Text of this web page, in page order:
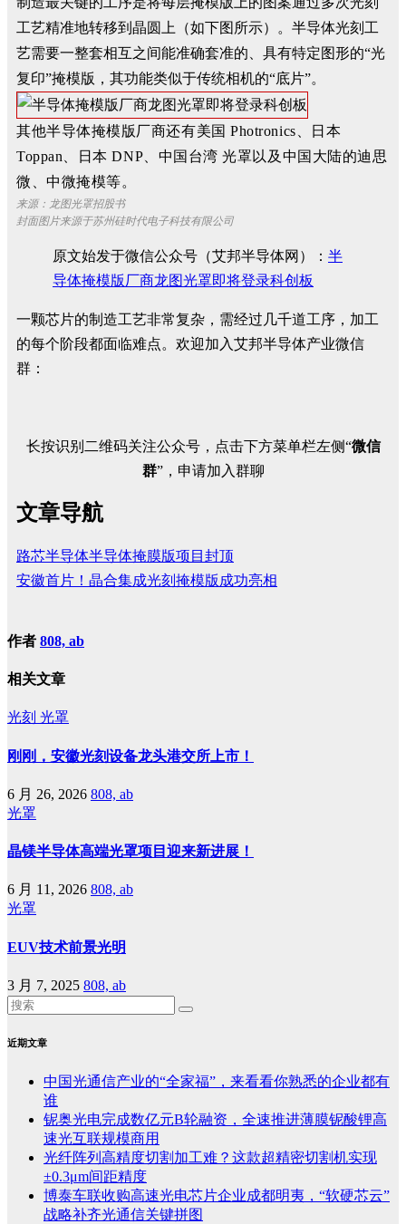
工艺精准地转移到晶圆上（如下图所示）。半导体光刻工
艺需要一整套相互之间能准确套准的、具有特定图形的“光
复印”掩模版，其功能类似于传统相机的“底片”。
其他半导体掩模版厂商还有美国 Photronics、日本
Toppan、日本 DNP、中国台湾 光罩以及中国大陆的迪思
微、中微掩模等。
来源：龙图光罩招股书
封面图片来源于苏州硅时代电子科技有限公司
原文始发于微信公众号（艾邦半导体网）： 半
导体掩模版厂商龙图光罩即将登录科创板
一颗芯片的制造工艺非常复杂，需经过几千道工序，加工
的每个阶段都面临难点。欢迎加入艾邦半导体产业微信
群：
长按识别二维码关注公众号，点击下方菜单栏左侧“微信
群”，申请加入群聊
文章导航
路芯半导体半导体掩膜版项目封顶
安徽首片！晶合集成光刻掩模版成功亮相
作者 808, ab
相关文章
光刻 光罩
刚刚，安徽光刻设备龙头港交所上市！
6 月 26, 2026 808, ab
光罩
晶镁半导体高端光罩项目迎来新进展！
6 月 11, 2026 808, ab
光罩
EUV技术前景光明
3 月 7, 2025 808, ab
近期文章
中国光通信产业的“全家福”，来看看你熟悉的企业都有
谁
铌奥光电完成数亿元B轮融资，全速推进薄膜铌酸锂高
速光互联规模商用
光纤阵列高精度切割加工难？这款超精密切割机实现
±0.3μm间距精度
博泰车联收购高速光电芯片企业成都明夷，“软硬芯云”
战略补齐光通信关键拼图